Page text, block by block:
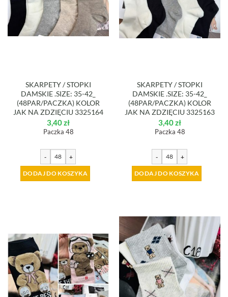
SKARPETY / STOPKI
DAMSKIE .SIZE: 35-42_
(48PAR/PACZKA) KOLOR
JAK NA ZDZIĘCIU 3325164
3,40zł
Paczka 48
- +
DODAJ DO KOSZYKA
SKARPETY / STOPKI
DAMSKIE .SIZE: 35-42_
(48PAR/PACZKA) KOLOR
JAK NA ZDZIĘCIU 3325163
3,40zł
Paczka 48
- +
DODAJ DO KOSZYKA